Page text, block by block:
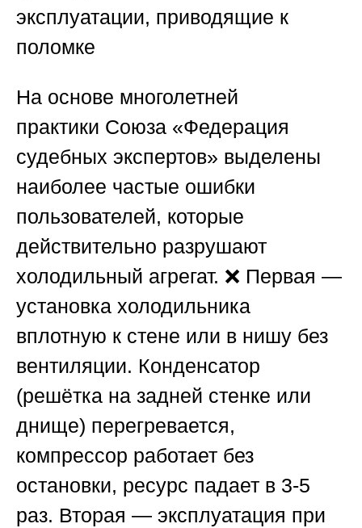
эксплуатации, приводящие к
поломке
На основе многолетней
практики Союза «Федерация
судебных экспертов» выделены
наиболее частые ошибки
пользователей, которые
действительно разрушают
холодильный агрегат. ❌ Первая —
установка холодильника
вплотную к стене или в нишу без
вентиляции. Конденсатор
(решётка на задней стенке или
днище) перегревается,
компрессор работает без
остановки, ресурс падает в 3-5
раз. Вторая — эксплуатация при